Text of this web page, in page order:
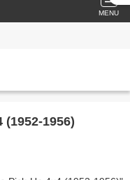
MENU
1956)